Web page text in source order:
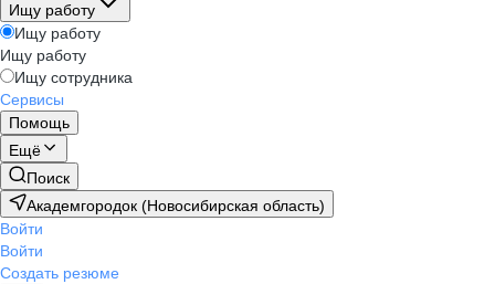
Ищу работу
Ищу работу
Ищу работу
Ищу сотрудника
Сервисы
Помощь
Ещё
Поиск
Академгородок (Новосибирская область)
Войти
Войти
Создать резюме